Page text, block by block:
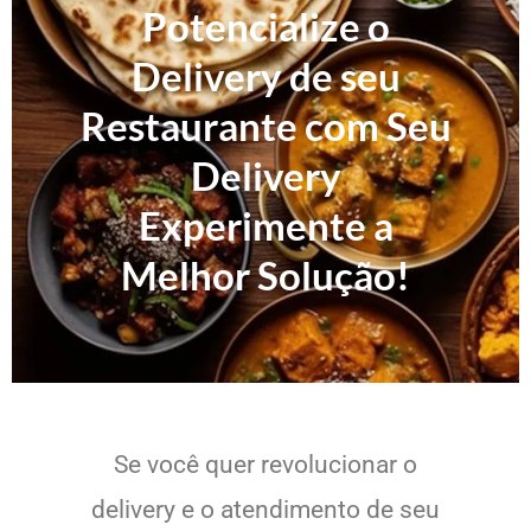
Potencialize o
Delivery de seu
Restaurante com Seu
Delivery
Experimente a
Melhor Solução!
Se você quer revolucionar o
delivery e o atendimento de seu